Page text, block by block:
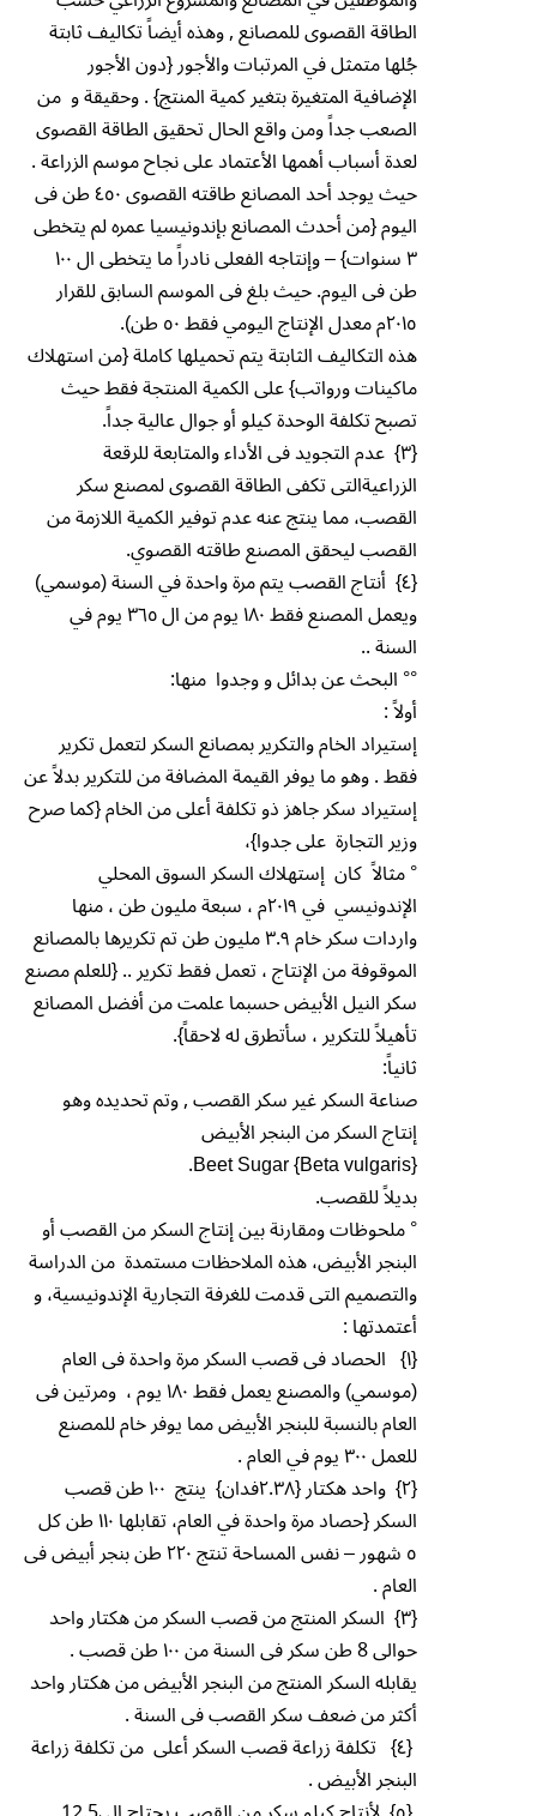
الطاقة القصوى للمصانع , وهذه أيضاً تكاليف ثابتة
جُلها متمثل في المرتبات والأجور {دون الأجور
الإضافية المتغيرة بتغير كمية المنتج} . وحقيقة و من
الصعب جداً ومن واقع الحال تحقيق الطاقة القصوى
لعدة أسباب أهمها الأعتماد على نجاح موسم الزراعة .
حيث يوجد أحد المصانع طاقته القصوى ٤٥٠ طن فى
اليوم {من أحدث المصانع بإندونيسيا عمره لم يتخطى
٣ سنوات} – وإنتاجه الفعلى نادراً ما يتخطى ال ١٠٠
طن فى اليوم. حيث بلغ فى الموسم السابق للقرار
٢٠١٥م معدل الإنتاج اليومي فقط ٥٠ طن).
هذه التكاليف الثابتة يتم تحميلها كاملة {من استهلاك
ماكينات ورواتب} على الكمية المنتجة فقط حيث
تصبح تكلفة الوحدة كيلو أو جوال عالية جداً.
{٣} عدم التجويد فى الأداء والمتابعة للرقعة
الزراعيةالتى تكفى الطاقة القصوى لمصنع سكر
القصب، مما ينتج عنه عدم توفير الكمية اللازمة من
القصب ليحقق المصنع طاقته القصوي.
{٤} أنتاج القصب يتم مرة واحدة في السنة (موسمي)
ويعمل المصنع فقط ١٨٠ يوم من ال ٣٦٥ يوم في
السنة ..
°° البحث عن بدائل و وجدوا منها:
أولاً :
إستيراد الخام والتكرير بمصانع السكر لتعمل تكرير
فقط . وهو ما يوفر القيمة المضافة من للتكرير بدلاً عن
إستيراد سكر جاهز ذو تكلفة أعلى من الخام {كما صرح
وزير التجارة على جدوا}،
° مثالاً كان إستهلاك السكر السوق المحلي
الإندونيسي في ٢٠١٩م ، سبعة مليون طن ، منها
واردات سكر خام ٣.٩ مليون طن تم تكريرها بالمصانع
الموقوفة من الإنتاج ، تعمل فقط تكرير .. {للعلم مصنع
سكر النيل الأبيض حسبما علمت من أفضل المصانع
تأهيلاً للتكرير ، سأتطرق له لاحقاً}.
ثانياً:
صناعة السكر غير سكر القصب , وتم تحديده وهو
إنتاج السكر من البنجر الأبيض
Beet Sugar {Beta vulgaris}.
بديلاً للقصب.
° ملحوظات ومقارنة بين إنتاج السكر من القصب أو
البنجر الأبيض، هذه الملاحظات مستمدة من الدراسة
والتصميم التى قدمت للغرفة التجارية الإندونيسية، و
أعتمدتها :
{١} الحصاد فى قصب السكر مرة واحدة فى العام
(موسمي) والمصنع يعمل فقط ١٨٠ يوم ، ومرتين فى
العام بالنسبة للبنجر الأبيض مما يوفر خام للمصنع
للعمل ٣٠٠ يوم في العام .
{٢} واحد هكتار {٢.٣٨فدان} ينتج ١٠٠ طن قصب
السكر {حصاد مرة واحدة في العام، تقابلها ١١٠ طن كل
٥ شهور – نفس المساحة تنتج ٢٢٠ طن بنجر أبيض فى
العام .
{٣} السكر المنتج من قصب السكر من هكتار واحد
حوالى 8 طن سكر فى السنة من ١٠٠ طن قصب .
يقابله السكر المنتج من البنجر الأبيض من هكتار واحد
أكثر من ضعف سكر القصب فى السنة .
{٤} تكلفة زراعة قصب السكر أعلى من تكلفة زراعة
البنجر الأبيض .